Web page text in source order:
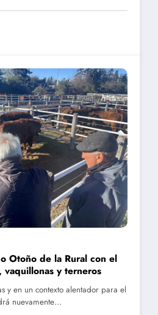
Otoño de la Rural con el
y terneros
y en un contexto alentador para el
nuevamente…